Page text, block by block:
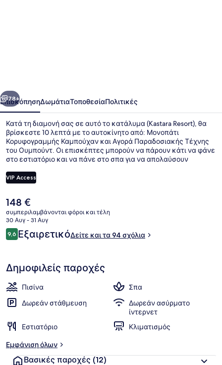
Επόμενο
78+
ΕπισκόπησηΔωμάτιαΤοποθεσίαΠολιτικές
Κατά τη διαμονή σας σε αυτό το κατάλυμα (Kastara Resort), θα
βρίσκεστε 10 λεπτά με το αυτοκίνητο από: Μονοπάτι
Κορυφογραμμής Καμπούχαν και Αγορά Παραδοσιακής Τέχνης
του Ουμπούντ. Οι επισκέπτες μπορούν να πάρουν κάτι να φάνε
στο εστιατόριο και να πάνε στο σπα για να απολαύσουν
περιποίησης προσώπου ή απολέπιση σώματος. Σε αυτό το
θέρετρο (πολυτελείας) προσφέρονται επίσης παροχές όπως
ταξιδιώτες λατρεύουν το εξυπηρετικό προσωπικό.
VIP Access
Η
τρέχουσα
τιμή
είναι
148 €
148 €
συμπεριλαμβάνονται φόροι και τέλη
30 Αυγ - 31 Αυγ
Σχόλια
9,69,6 στα 10
ΕξαιρετικόΔείτε και τα 94 σχόλια
Δημοφιλείς παροχές
Πισίνα
Σπα
Δωρεάν στάθμευση
Δωρεάν ασύρματο
ίντερνετ
Εστιατόριο
Κλιματισμός
Εμφάνιση όλων
Βασικές παροχές (12)